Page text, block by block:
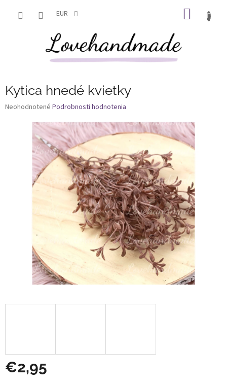
EUR
Kytica hnedé kvietky
Priemerné
hviezdičiek.
Neohodnotené Podrobnosti hodnotenia
€2,95